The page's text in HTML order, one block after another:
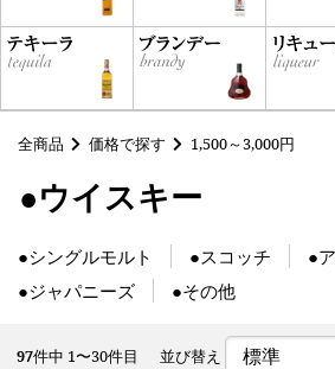
全商品 価格で探す 1,500～3,000円
●ウイスキー
●シングルモルト ●スコッチ
●
●ジャパニーズ
●その他
97件中 1〜30件目 並び替え